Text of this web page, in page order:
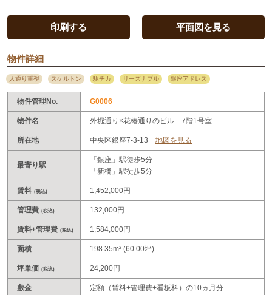
印刷する 平面図を見る
物件詳細
人通り重視 スケルトン 駅チカ リーズナブル 銀座アドレス
物件管理No. G0006
物件名 外堀通り×花椿通りのビル 7階1号室
所在地 中央区銀座7-3-13 地図を見る
最寄り駅
「銀座」駅徒歩5分
「新橋」駅徒歩5分
賃料 (税込) 1,452,000円
管理費 (税込) 132,000円
賃料+管理費 (税込) 1,584,000円
面積 198.35m² (60.00坪)
坪単価 (税込) 24,200円
敷金 定額（賃料+管理費+看板料）の10ヵ月分